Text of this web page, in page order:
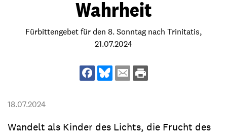
Wahrheit
Fürbittengebet für den 8. Sonntag nach Trinitatis,
21.07.2024
18.07.2024
Wandelt als Kinder des Lichts, die Frucht des